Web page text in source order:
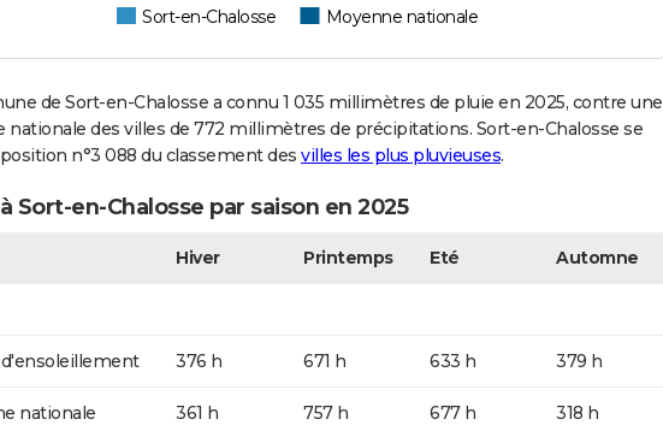
Sort-en-Chalosse Moyenne nationale
de Sort-en-Chalosse a connu 1 035 millimètres de pluie en 2025, contre une
nationale des villes de 772 millimètres de précipitations. Sort-en-Chalosse se
n°3 088 du classement des villes les plus pluvieuses.
Sort-en-Chalosse par saison en 2025
Hiver Printemps Eté Automne
376 h 671 h 633 h 379 h
nationale 361 h 757 h 677 h 318 h